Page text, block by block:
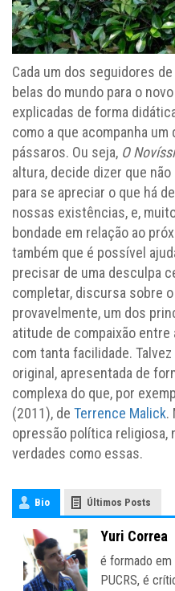
Cada um dos seguidores
belas do mundo para o
explicadas de forma
como a que acompanha
pássaros. Ou seja, O
altura, decide dizer que
para se apreciar o que há
nossas existências, e,
bondade em relação ao
também que é possível
precisar de uma desculpa
completar, discursa sobre
provavelmente, um dos
atitude de compaixão
com tanta facilidade.
original, apresentada de
complexa do que, por
(2011), de Terrence Malick.
opressão política religiosa,
verdades como essas.
Bio Últimos Posts
Yuri Correa
é formado em
PUCRS, é